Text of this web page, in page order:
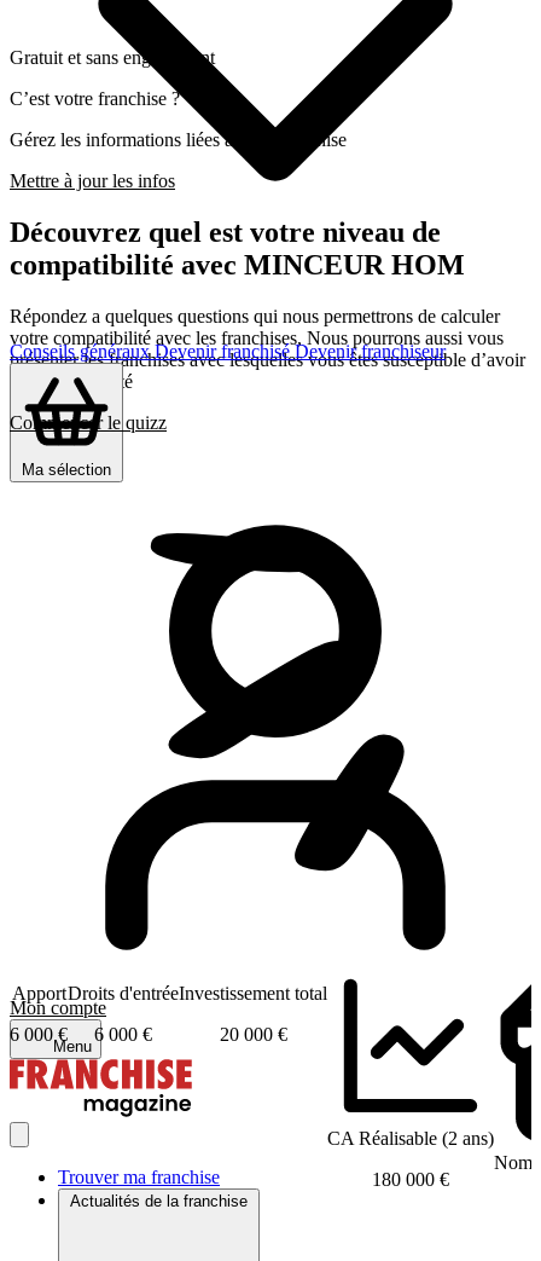
Conseils générauxDevenir franchiséDevenir franchiseur
Ma sélection
Mon compte
Menu
Trouver ma franchise
Actualités de la franchise
Gratuit et sans engagement
C’est votre franchise ?
Gérez les informations liées a cette franchise
Mettre à jour les infos
Découvrez quel est votre niveau de
compatibilité avec MINCEUR HOM
Répondez a quelques questions qui nous permettrons de calculer
votre compatibilité avec les franchises, Nous pourrons aussi vous
présenter les franchises avec lesquelles vous êtes susceptible d’avoir
le plus d’affinité
Commencer le quizz
Apport
6 000 €
Droits d'entrée
6 000 €
Investissement total
20 000 €
CA Réalisable (2 ans)
180 000 €